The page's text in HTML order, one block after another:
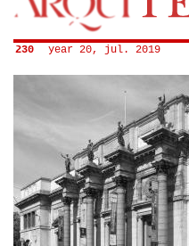
230
year 20, jul. 2019